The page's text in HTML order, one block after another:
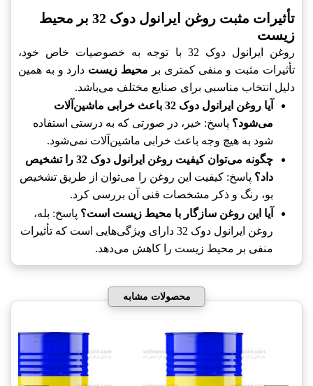
تأثیرات مثبت روغن ایرانول دوک 32 بر محیط
زیست
روغن ایرانول دوک 32 با توجه به خصوصیات خاص خود،
تأثیرات مثبت و منفی کمتری بر محیط زیست دارد و به همین
دلیل انتخاب مناسبی برای صنایع مختلف می‌باشد.
آیا روغن ایرانول دوک 32 باعث خرابی ماشین‌آلات
می‌شود؟ پاسخ: خیر، در صورتی که به درستی استفاده
شود به هیچ وجه باعث خرابی ماشین‌آلات نمی‌شود.
چگونه می‌توان کیفیت روغن ایرانول دوک 32 را تشخیص
داد؟ پاسخ: کیفیت این روغن را می‌توان از طریق تشخیص
بو، رنگ و ذکر مشخصات فنی آن بررسی کرد.
آیا این روغن سازگار با محیط زیست است؟ پاسخ: بله،
روغن ایرانول دوک 32 دارای ویژگی‌هایی است که تأثیرات
منفی بر محیط زیست را کاهش می‌دهد.
محصولات مشابه